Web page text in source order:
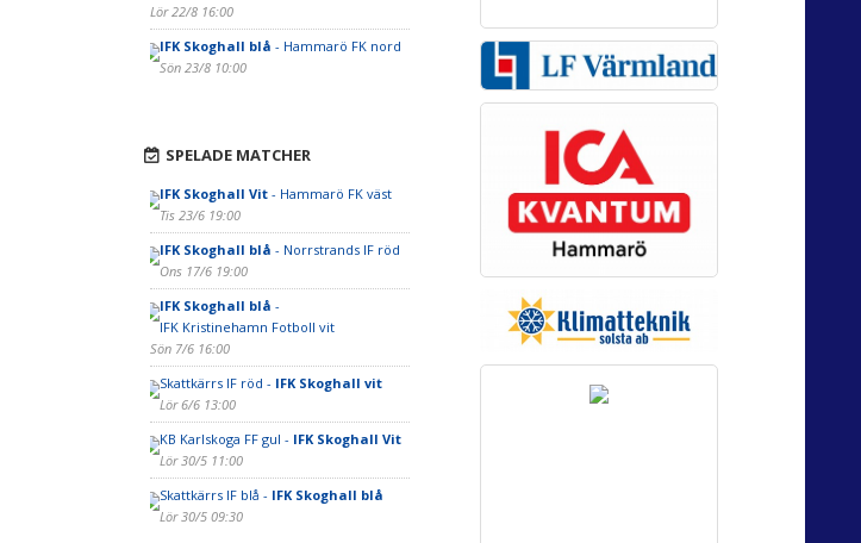
Lör 22/8 16:00
IFK Skoghall blå - Hammarö FK nord
Sön 23/8 10:00
SPELADE MATCHER
IFK Skoghall Vit- Hammarö FK väst
Tis 23/6 19:00
IFK Skoghall blå - Norrstrands IF röd
Ons 17/6 19:00
IFK Skoghall blå -
IFK Kristinehamn Fotboll vit
Sön 7/6 16:00
Skattkärrs IF röd - IFK Skoghall vit
Lör 6/6 13:00
KB Karlskoga FF gul - IFK Skoghall Vit
Lör 30/5 11:00
Skattkärrs IF blå - IFK Skoghall blå
Lör 30/5 09:30